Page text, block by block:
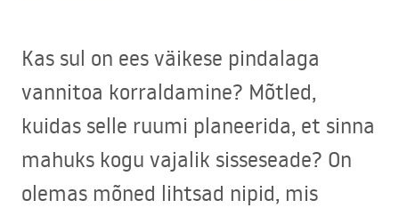
Kas sul on ees väikese pindalaga
vannitoa korraldamine? Mõtled,
kuidas selle ruumi planeerida, et sinna
mahuks kogu vajalik sisseseade? On
olemas mõned lihtsad nipid, mis